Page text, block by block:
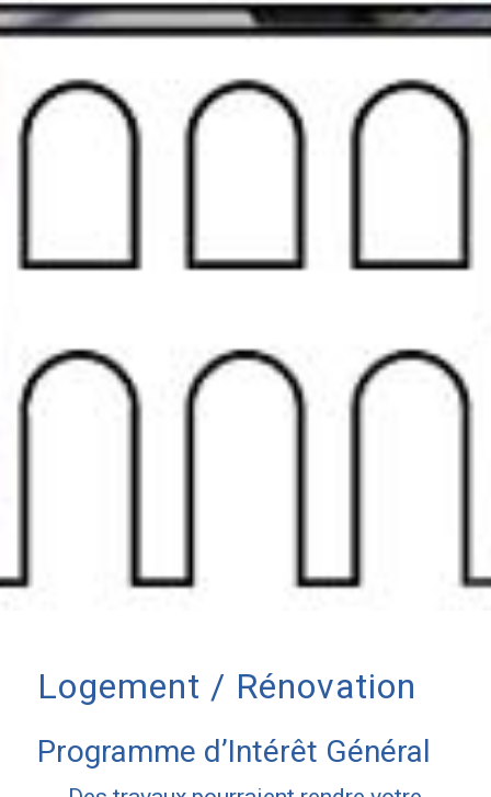
Logement / Rénovation
Programme d’Intérêt Général